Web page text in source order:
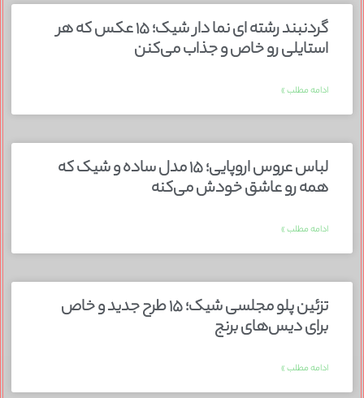
گردنبند رشته ای نما دار شیک؛ ۱۵ عکس که هر
استایلی رو خاص و جذاب می‌کنن
ادامه مطلب »
لباس عروس اروپایی؛ ۱۵ مدل ساده و شیک که
همه رو عاشق خودش می‌کنه
ادامه مطلب »
تزئین پلو مجلسی شیک؛ ۱۵ طرح جدید و خاص
برای دیس‌های برنج
ادامه مطلب »